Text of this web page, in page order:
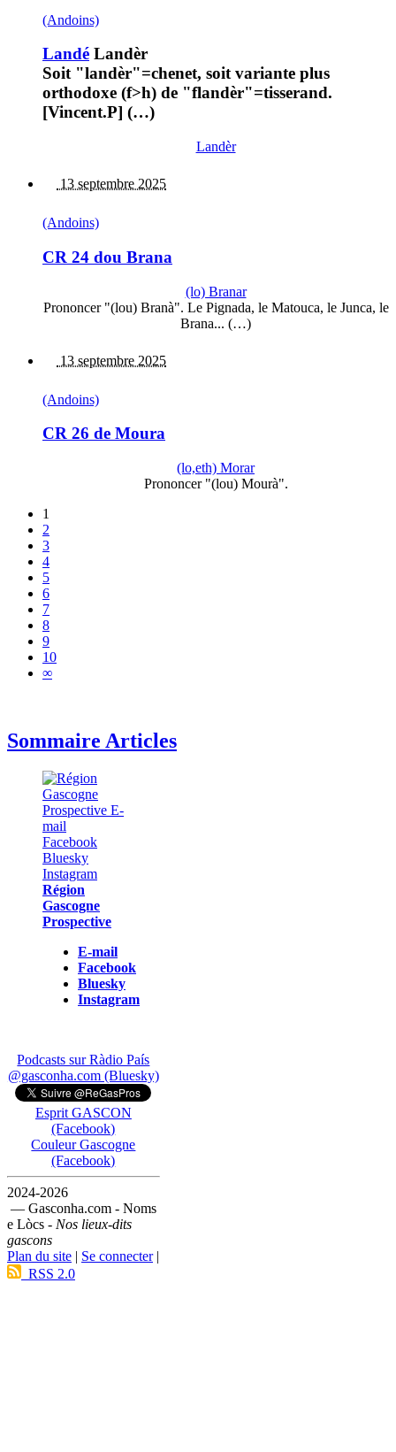
(Andoins)
Landé Landèr
Soit "landèr"=chenet, soit variante plus
orthodoxe (f>h) de "flandèr"=tisserand.
[Vincent.P] (…)
Landèr
13 septembre 2025
(Andoins)
CR 24 dou Brana
(lo) Branar
Prononcer "(lou) Branà". Le Pignada, le Matouca, le Junca, le
Brana... (…)
13 septembre 2025
(Andoins)
CR 26 de Moura
(lo,eth) Morar
Prononcer "(lou) Mourà".
1
2
3
4
5
6
7
8
9
10
∞
Sommaire Articles
Région
Gascogne
Prospective
E-mail
Facebook
Bluesky
Instagram
Podcasts sur Ràdio País
@gasconha.com (Bluesky)
Esprit GASCON
(Facebook)
Couleur Gascogne
(Facebook)
2024-2026
— Gasconha.com - Noms
e Lòcs - Nos lieux-dits
gascons
Plan du site | Se connecter|
RSS 2.0